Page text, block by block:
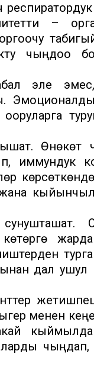
–
чыңдоо
эле эмес,
Өнөкөт
иммундук
жана
сунушташат.
дал ушул
менен
кыймылда
чыңдап,